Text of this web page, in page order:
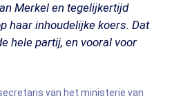
Merkel en tegelijkertijd
haar inhoudelijke koers. Dat
hele partij, en vooral voor
van het ministerie van